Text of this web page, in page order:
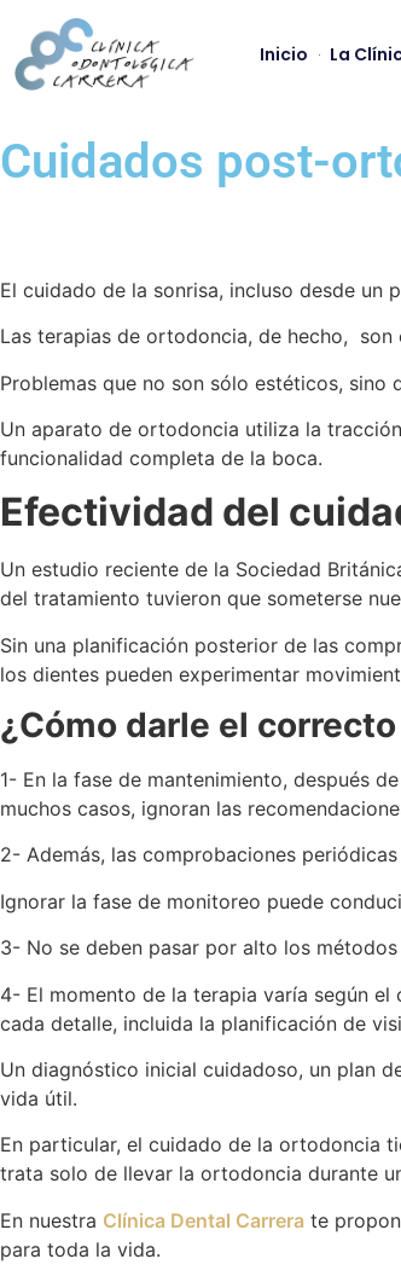
Inicio La
Cuidados post-
El cuidado de la sonrisa, incluso desde un
Las terapias de ortodoncia, de hecho,
Problemas que no son sólo estéticos,
Un aparato de ortodoncia utiliza la
funcionalidad completa de la boca.
Efectividad del
Un estudio reciente de la Sociedad
del tratamiento tuvieron que someterse
Sin una planificación posterior de las
los dientes pueden experimentar
¿Cómo darle el
1- En la fase de mantenimiento, después
muchos casos, ignoran las
2- Además, las comprobaciones
Ignorar la fase de monitoreo puede
3- No se deben pasar por alto los
4- El momento de la terapia varía según
cada detalle, incluida la planificación de
Un diagnóstico inicial cuidadoso, un plan
vida útil.
En particular, el cuidado de la ortodoncia
trata solo de llevar la ortodoncia durante
En nuestra Clínica Dental Carrera te
para toda la vida.